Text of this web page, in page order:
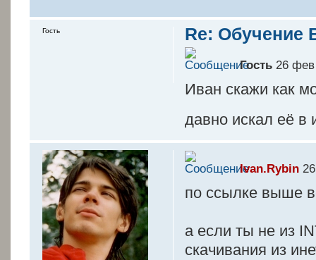
Re: Обучение
Гость 26 фев
Иван скажи как
давно искал её в
Гость
Ivan.Rybin
по ссылке выше
а если ты не из
скачивания из